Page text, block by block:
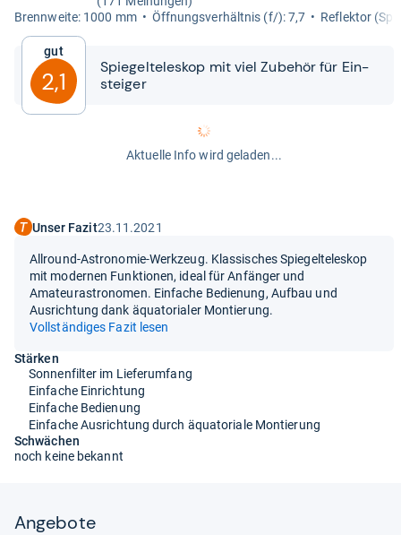
Brenn­weite: 1000 mm
Öff­nungs­ver­hält­nis (f/): 7,7 Reflek­tor
Gut
2,1
Spie­gel­te­le­skop mit viel Zube­hör für Ein­
stei­ger
Aktuelle Info wird geladen...
Unser Fazit23.11.2021
Allround-Astronomie-Werkzeug. Klassisches Spiegelteleskop
mit modernen Funktionen, ideal für Anfänger und
Amateurastronomen. Einfache Bedienung, Aufbau und
Ausrichtung dank äquatorialer Montierung.
Vollständiges Fazit lesen
Stärken
Sonnenfilter im Lieferumfang
Einfache Einrichtung
Einfache Bedienung
Einfache Ausrichtung durch äquatoriale Montierung
Schwächen
noch keine bekannt
Angebote